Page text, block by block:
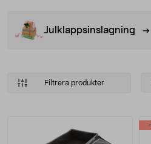
Julklappsinslagning
Filtrera produkter
Produkter -